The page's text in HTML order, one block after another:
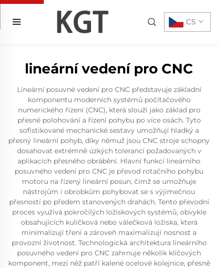
CS
lineární vedení pro CNC
Lineární posuvné vedení pro CNC představuje základní
komponentu moderních systémů počítačového
numerického řízení (CNC), která slouží jako základ pro
přesné polohování a řízení pohybu po více osách. Tyto
sofistikované mechanické sestavy umožňují hladký a
přesný lineární pohyb, díky němuž jsou CNC stroje schopny
dosahovat extrémně úzkých tolerancí požadovaných v
aplikacích přesného obrábění. Hlavní funkcí lineárního
posuvného vedení pro CNC je převod rotačního pohybu
motoru na řízený lineární posun, čímž se umožňuje
nástrojům i obrobkům pohybovat se s výjimečnou
přesností po předem stanovených drahách. Tento převodní
proces využívá pokročilých ložiskových systémů, obvykle
obsahujících kuličková nebo válečková ložiska, která
minimalizují tření a zároveň maximalizují nosnost a
provozní životnost. Technologická architektura lineárního
posuvného vedení pro CNC zahrnuje několik klíčových
komponent, mezi něž patří kalené ocelové kolejnice, přesně